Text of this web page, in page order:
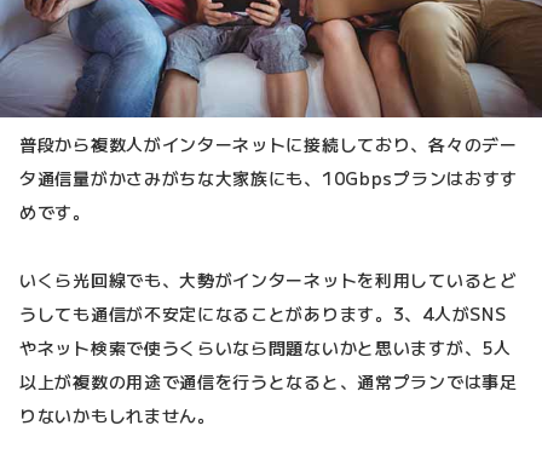
普段から複数人がインターネットに接続しており、各々のデー
タ通信量がかさみがちな大家族にも、10Gbpsプランはおすす
めです。
いくら光回線でも、大勢がインターネットを利用しているとど
うしても通信が不安定になることがあります。3、4人がSNS
やネット検索で使うくらいなら問題ないかと思いますが、5人
以上が複数の用途で通信を行うとなると、通常プランでは事足
りないかもしれません。